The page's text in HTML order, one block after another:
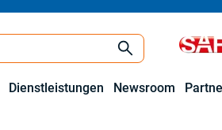
Dienstleistungen Newsroom